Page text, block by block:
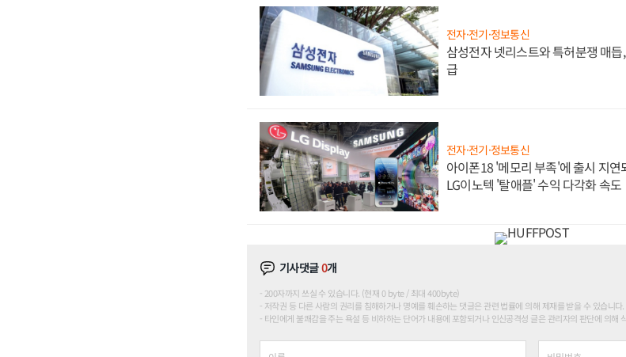
전자·전기·정보통신
삼성전자 넷리스트와 특허분쟁 매
급
전자·전기·정보통신
아이폰18 '메모리 부족'에 출시 지
LG이노텍 '탈애플' 수익 다각화 속도
기사댓글0개
200자까지 쓰실 수 있습니다. (현재 0 byte / 최대 400byte)
저작권 등 다른 사람의 권리를 침해하거나 명예를 훼손하는 댓글은 관련 법률에 의해 제재를 받을 수 있습니다.
타인에게 불쾌감을 주는 욕설 등 비하하는 단어가 내용에 포함되거나 인신공격성 글은 관리자의 판단에 의해